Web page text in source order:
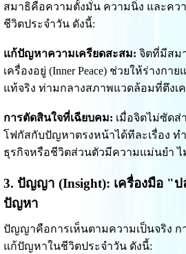
สมาธิคือความตั้งมั่น ความนิ่ง และคว
ชีวิตประจำวัน ดังนี้:
แก้ปัญหาความเครียดสะสม: จิตที่มีสม
เครื่องอยู่ (Inner Peace) ช่วยให้ร่างกา
แท้จริง ท่ามกลางสภาพแวดล้อมที่ตึงเ
การตัดสินใจที่เฉียบคม: เมื่อจิตไม่ซัดส่
โฟกัสกับปัญหาตรงหน้าได้ทีละเรื่อง ท
ธุรกิจหรือชีวิตส่วนตัวมีความแม่นยำ
3. ปัญญา (Insight): เครื่องมือ "
ปัญหา
ปัญญาคือการเห็นตามความเป็นจริง ก
แก้ปัญหาในชีวิตประจำวัน ดังนี้: